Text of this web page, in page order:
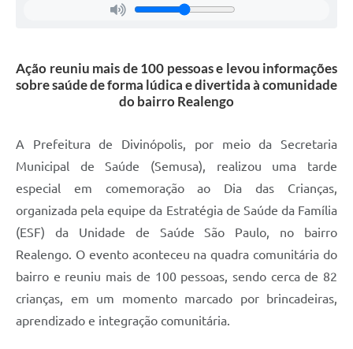
Ação reuniu mais de 100 pessoas e levou informações
sobre saúde de forma lúdica e divertida à comunidade
do bairro Realengo
A Prefeitura de Divinópolis, por meio da Secretaria
Municipal de Saúde (Semusa), realizou uma tarde
especial em comemoração ao Dia das Crianças,
organizada pela equipe da Estratégia de Saúde da Família
(ESF) da Unidade de Saúde São Paulo, no bairro
Realengo. O evento aconteceu na quadra comunitária do
bairro e reuniu mais de 100 pessoas, sendo cerca de 82
crianças, em um momento marcado por brincadeiras,
aprendizado e integração comunitária.